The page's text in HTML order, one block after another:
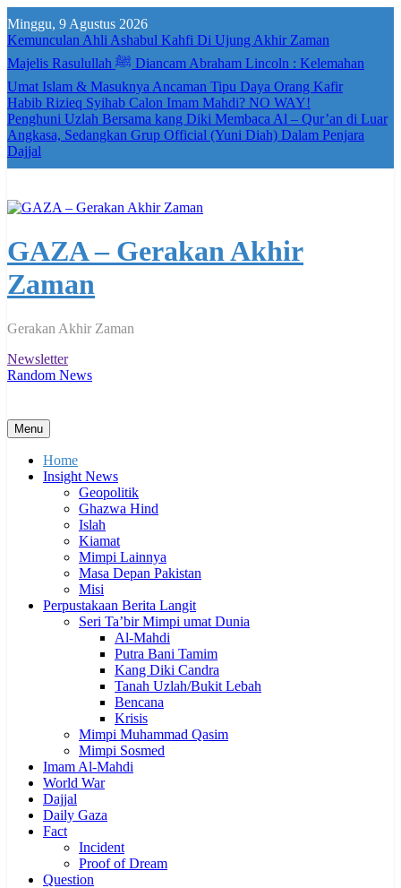
to
content
Minggu, 9 Agustus 2026
Kemunculan Ahli Ashabul Kahfi Di Ujung Akhir Zaman
Majelis Rasulullah ﷺ Diancam Abraham Lincoln : Kelemahan
Umat Islam & Masuknya Ancaman Tipu Daya Orang Kafir
Habib Rizieq Syihab Calon Imam Mahdi? NO WAY!
Penghuni Uzlah Bersama kang Diki Membaca Al – Qur’an di Luar
Angkasa, Sedangkan Grup Official (Yuni Diah) Dalam Penjara
Dajjal
GAZA – Gerakan Akhir
Zaman
Gerakan Akhir Zaman
Newsletter
Random News
Menu
Home
Insight News
Geopolitik
Ghazwa Hind
Islah
Kiamat
Mimpi Lainnya
Masa Depan Pakistan
Misi
Perpustakaan Berita Langit
Seri Ta’bir Mimpi umat Dunia
Al-Mahdi
Putra Bani Tamim
Kang Diki Candra
Tanah Uzlah/Bukit Lebah
Bencana
Krisis
Mimpi Muhammad Qasim
Mimpi Sosmed
Imam Al-Mahdi
World War
Dajjal
Daily Gaza
Fact
Incident
Proof of Dream
Question